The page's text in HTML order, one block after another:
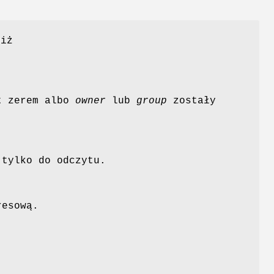
albo owner lub group zostały
tylko do odczytu.